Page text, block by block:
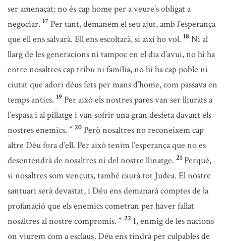
ser amenaçat; no és cap home per a veure’s obligat a
negociar. 17 Per tant, demanem el seu ajut, amb l’esperança
que ell ens salvarà. Ell ens escoltarà, si així ho vol. 18 Ni al
llarg de les generacions ni tampoc en el dia d’avui, no hi ha
entre nosaltres cap tribu ni família, no hi ha cap poble ni
ciutat que adori déus fets per mans d’home, com passava en
temps antics. 19 Per això els nostres pares van ser lliurats a
l’espasa i al pillatge i van sofrir una gran desfeta davant els
nostres enemics. * 20 Però nosaltres no reconeixem cap
altre Déu fora d’ell. Per això tenim l’esperança que no es
desentendrà de nosaltres ni del nostre llinatge. 21 Perquè,
si nosaltres som vençuts, també caurà tot Judea. El nostre
santuari serà devastat, i Déu ens demanarà comptes de la
profanació que els enemics cometran per haver fallat
nosaltres al nostre compromís. * 22 I, enmig de les nacions
on viurem com a esclaus, Déu ens tindrà per culpables de